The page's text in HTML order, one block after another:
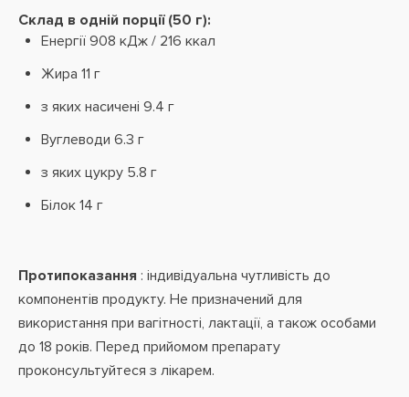
Склад в одній порції (50 г):
Енергії 908 кДж / 216 ккал
Жира 11 г
з яких насичені 9.4 г
Вуглеводи 6.3 г
з яких цукру 5.8 г
Білок 14 г
Протипоказання : індивідуальна чутливість до
компонентів продукту. Не призначений для
використання при вагітності, лактації, а також особами
до 18 років. Перед прийомом препарату
проконсультуйтеся з лікарем.